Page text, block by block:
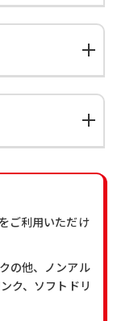
ご利用いただけ
の他、ノンアル
ク、ソフトドリ